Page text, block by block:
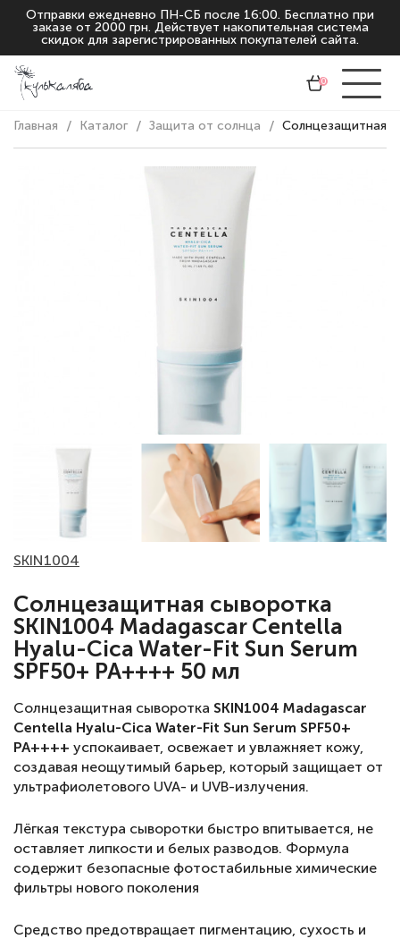
Отправки ежедневно ПН-СБ после 16:00. Бесплатно при
заказе от 2000 грн. Действует накопительная система
скидок для зарегистрированных покупателей сайта.
0
Главная Каталог Защита от солнца Солнцезащитная
SKIN1004
Солнцезащитная сыворотка
SKIN1004 Madagascar Centella
Hyalu-Cica Water-Fit Sun Serum
SPF50+ PA++++ 50 мл
Солнцезащитная сыворотка SKIN1004 Madagascar
Centella Hyalu-Cica Water-Fit Sun Serum SPF50+
PA++++ успокаивает, освежает и увлажняет кожу,
создавая неощутимый барьер, который защищает от
ультрафиолетового UVA- и UVB-излучения.
Лёгкая текстура сыворотки быстро впитывается, не
оставляет липкости и белых разводов. Формула
содержит безопасные фотостабильные химические
фильтры нового поколения
Средство предотвращает пигментацию, сухость и